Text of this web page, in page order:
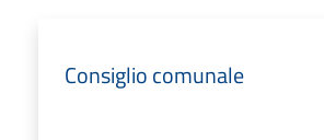
Consiglio comunale